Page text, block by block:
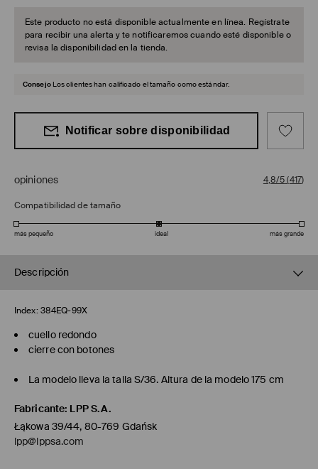
Este producto no está disponible actualmente en línea. Regístrate
para recibir una alerta y te notificaremos cuando esté disponible o
revisa la disponibilidad en la tienda.
Consejo Los clientes han calificado el tamaño como estándar.
Notificar sobre disponibilidad
opiniones 4,8/5(417)
Compatibilidad de tamaño
más pequeño ideal más grande
Descripción
Index: 384EQ-99X
cuello redondo
cierre con botones
La modelo lleva la talla S/36. Altura de la modelo 175 cm
Fabricante: LPP S.A.
Łąkowa 39/44, 80-769 Gdańsk
lpp@lppsa.com